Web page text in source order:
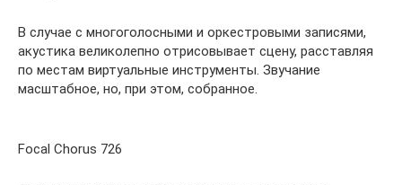
В случае с многоголосными и оркестровыми записями,
акустика великолепно отрисовывает сцену, расставляя
по местам виртуальные инструменты. Звучание
масштабное, но, при этом, собранное.
Focal Chorus 726